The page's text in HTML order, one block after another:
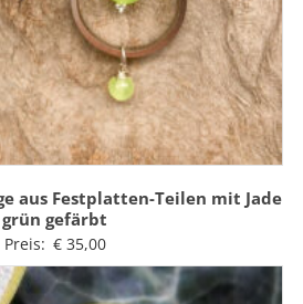
aus Festplatten-Teilen mit Jade
grün gefärbt
Preis: €35,00